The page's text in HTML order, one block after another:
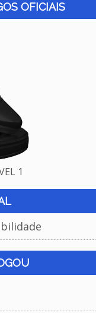
OFICIAIS
1